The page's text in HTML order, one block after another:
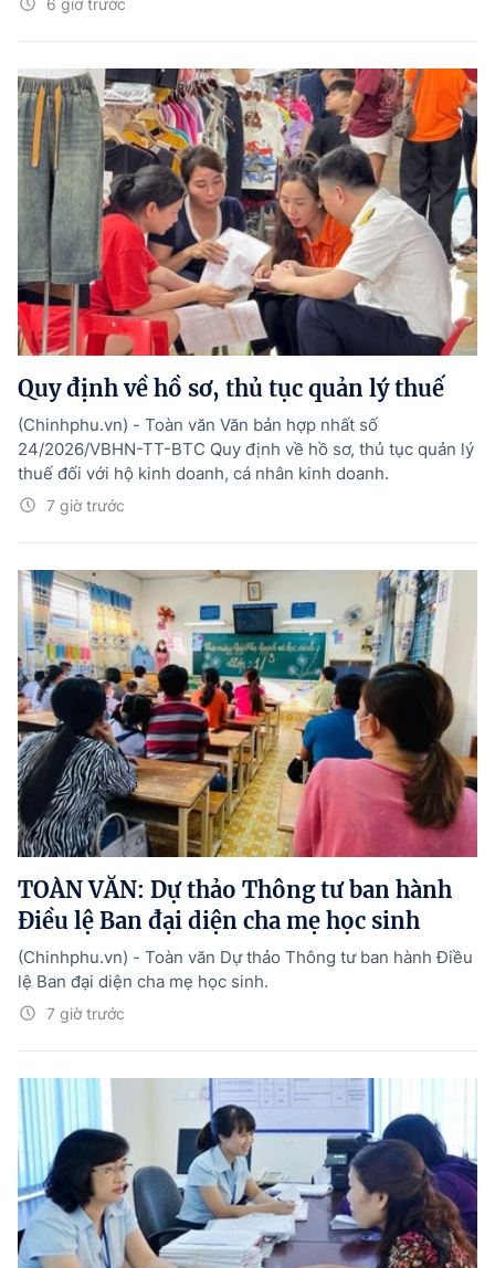
6 giờ trước
Quy định về hồ sơ, thủ tục quản lý thuế
7 giờ trước
(Chinhphu.vn) - Toàn văn Văn bản hợp nhất số
24/2026/VBHN-TT-BTC Quy định về hồ sơ, thủ tục quản lý
thuế đối với hộ kinh doanh, cá nhân kinh doanh.
TOÀN VĂN: Dự thảo Thông tư ban hành
Điều lệ Ban đại diện cha mẹ học sinh
7 giờ trước
(Chinhphu.vn) - Toàn văn Dự thảo Thông tư ban hành Điều
lệ Ban đại diện cha mẹ học sinh.